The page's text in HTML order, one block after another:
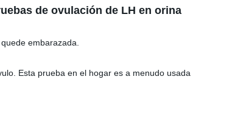
de ovulación de LH en orina
embarazada.
Esta prueba en el hogar es a menudo usada